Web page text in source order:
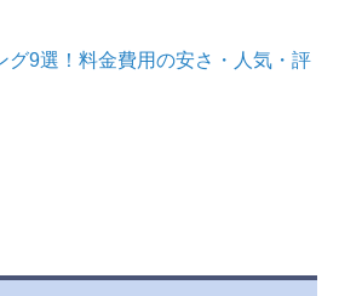
9選！料金費用の安さ・人気・評